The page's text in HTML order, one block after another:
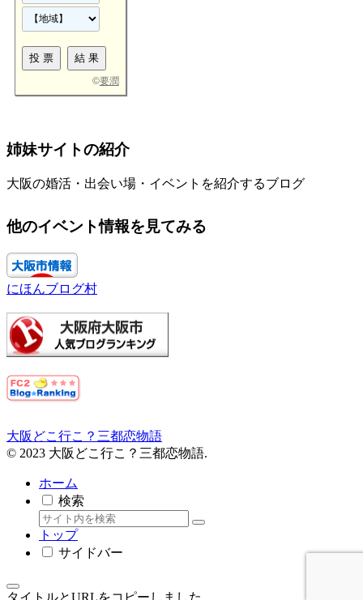
©要潤
姉妹サイトの紹介
大阪の婚活・出会い場・イベントを紹介するブログ
他のイベント情報を見てみる
にほんブログ村
大阪どこ行こ？三都恋物語
© 2023 大阪どこ行こ？三都恋物語.
ホーム
検索
トップ
サイドバー